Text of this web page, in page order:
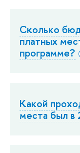
Сколько
платных
программе?
Какой
места был в